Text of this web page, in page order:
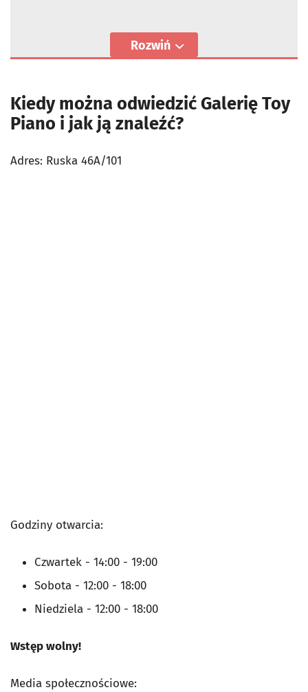
Rozwiń
Kiedy można odwiedzić Galerię Toy
Piano i jak ją znaleźć?
Adres: Ruska 46A/101
Godziny otwarcia:
Czwartek - 14:00 - 19:00
Sobota - 12:00 - 18:00
Niedziela - 12:00 - 18:00
Wstęp wolny!
Media społecznościowe: